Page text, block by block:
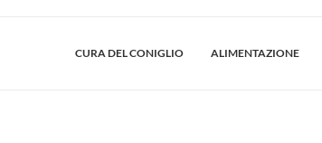
CURA DEL CONIGLIO ALIMENTAZIONE